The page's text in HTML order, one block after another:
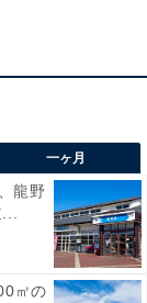
一ヶ月
龍野
㎡の